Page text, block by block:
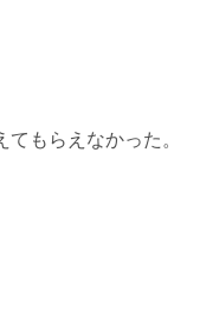
もらえなかった。